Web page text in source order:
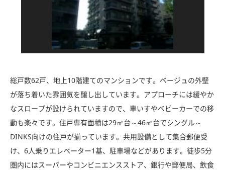
総戸数62戸、地上10階建てのマンションです。ベージュの外壁
が落ち着いた雰囲気を醸し出しています。アプローチには緩やか
なスロープが設けられていますので、車いすやベビーカーでの移
動も楽々です。住戸専有面積は29㎡台～46㎡台でシングル～
DINKS向けの住戸が揃っています。共用設備として集合郵便受
け、6人乗りエレベーター1基、駐車場などがあります。徒歩5分
圏内にはスーパーやコンビニエンスストア、銀行や郵便局、飲食